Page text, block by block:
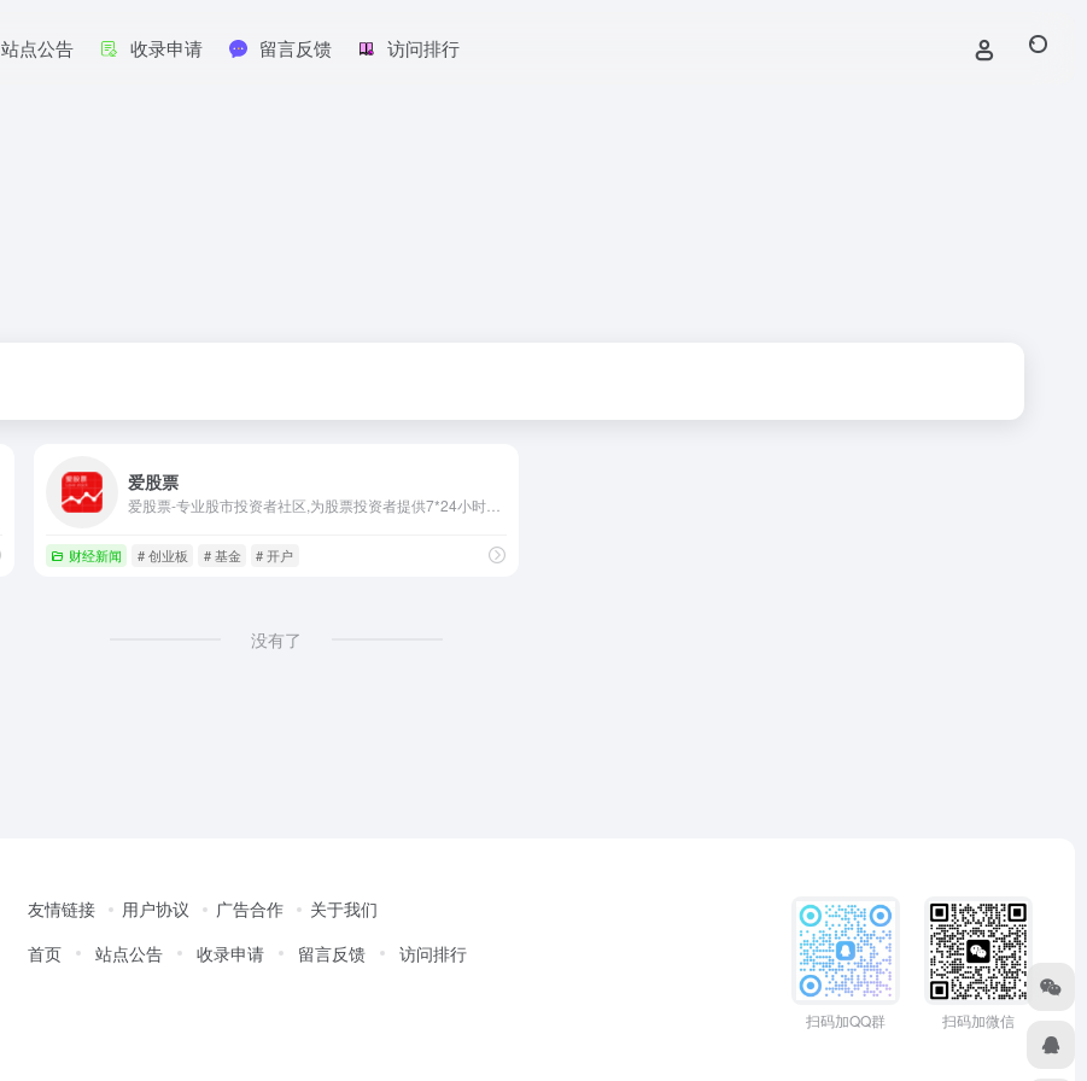
站点公告 收录申请 留言反馈 访问排行
爱股票
爱股票-专业股市投资者社区,为股票投资者提供7*24小时财经资讯、选股决策、模拟组合、行情交易、研究报告、智能投顾等服务,与高手互动,涵盖A股/基金/港股/美股/期货等领域。
财经新闻 # 创业板 # 基金 # 开户
没有了
友情链接 用户协议 广告合作
关于我们
首页
站点公告 收录申请 留言反馈 访问排行
扫码加QQ群 扫码加微信